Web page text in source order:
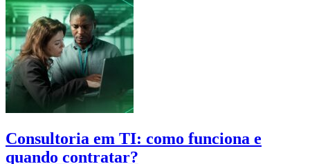
Consultoria em TI: como funciona e
quando contratar?